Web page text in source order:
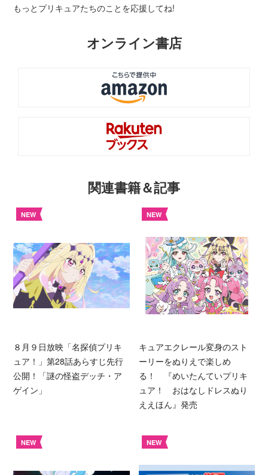
もっとプリキュアたちのことを応援してね!
オンライン書店
関連書籍＆記事
NEW
８月９日放映「名探偵プリキ
ュア！」第28話あらすじ先行
公開！「謎の怪盗デッチ・ア
ゲイン」
NEW
キュアエクレール変身のスト
ーリーをぬりえで楽しめ
る！ 『めいたんていプリキ
ュア！ おはなしドレスぬり
ええほん』発売
NEW NEW